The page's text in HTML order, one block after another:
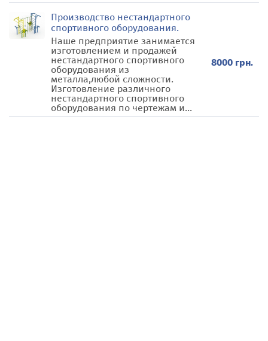
Производство нестандартного
спортивного оборудования.
Наше предприятие занимается
изготовлением и продажей
нестандартного спортивного
оборудования из
металла,любой сложности.
Изготовление различного
нестандартного спортивного
оборудования по чертежам и...
8000 грн.